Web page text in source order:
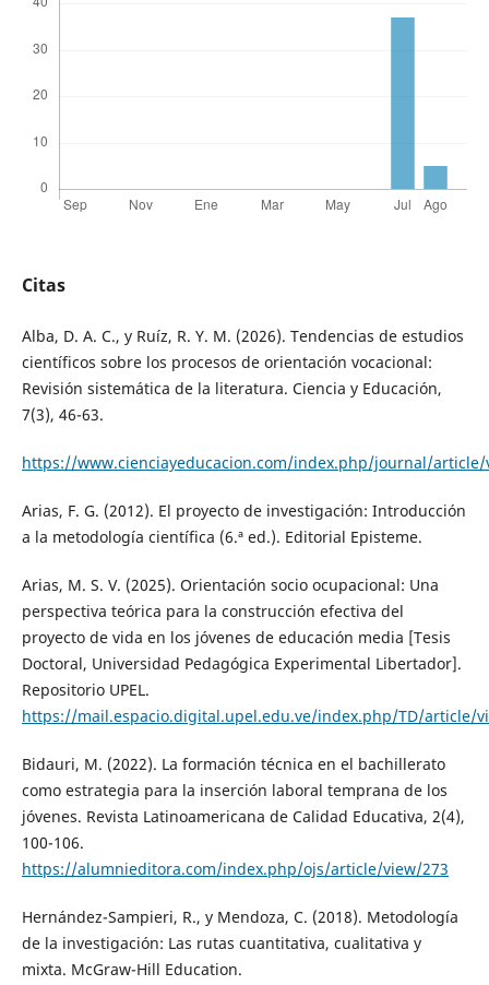
Citas
Alba, D. A. C., y Ruíz, R. Y. M. (2026). Tendencias de estudios
científicos sobre los procesos de orientación vocacional:
Revisión sistemática de la literatura. Ciencia y Educación,
7(3), 46-63.
https://www.cienciayeducacion.com/index.php/journal/article/
Arias, F. G. (2012). El proyecto de investigación: Introducción
a la metodología científica (6.ª ed.). Editorial Episteme.
Arias, M. S. V. (2025). Orientación socio ocupacional: Una
perspectiva teórica para la construcción efectiva del
proyecto de vida en los jóvenes de educación media [Tesis
Doctoral, Universidad Pedagógica Experimental Libertador].
Repositorio UPEL.
https://mail.espacio.digital.upel.edu.ve/index.php/TD/article/
Bidauri, M. (2022). La formación técnica en el bachillerato
como estrategia para la inserción laboral temprana de los
jóvenes. Revista Latinoamericana de Calidad Educativa, 2(4),
100-106.
https://alumnieditora.com/index.php/ojs/article/view/273
Hernández-Sampieri, R., y Mendoza, C. (2018). Metodología
de la investigación: Las rutas cuantitativa, cualitativa y
mixta. McGraw-Hill Education.